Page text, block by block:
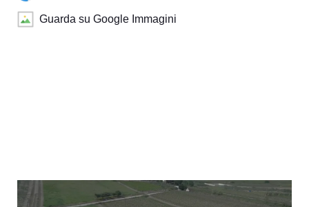
Guarda su Google Immagini